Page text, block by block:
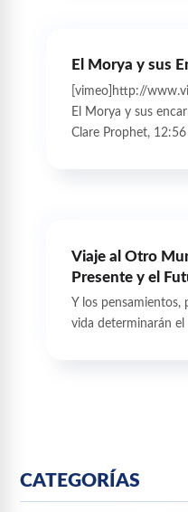
El Morya y sus
[vimeo]http://
El Morya y sus
Clare Prophet,
Viaje al Otro
Presente y el
Y los pensamientos,
vida determinarán
CATEGORÍAS